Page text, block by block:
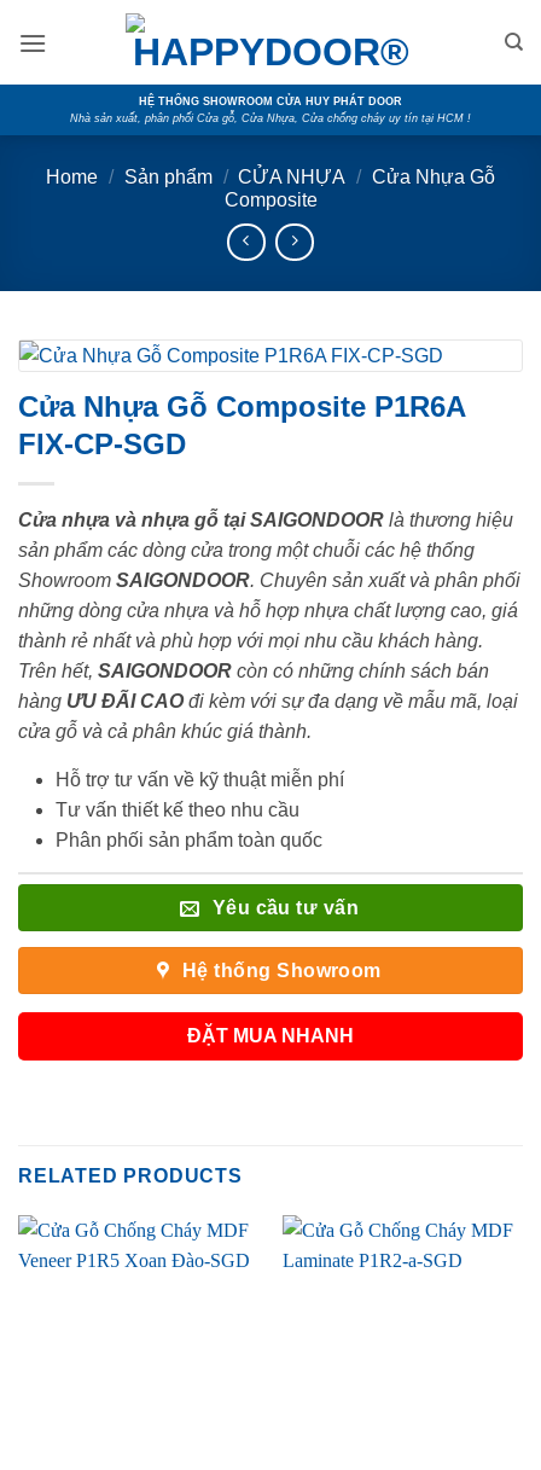
HỆ THỐNG SHOWROOM CỬA HUY PHÁT DOOR
Nhà sản xuất, phân phối Cửa gỗ, Cửa Nhựa, Cửa chống cháy uy tín tại HCM !
Home / Sản phẩm / CỬA NHỰA / Cửa Nhựa Gỗ
Composite
Cửa Nhựa Gỗ Composite P1R6A
FIX-CP-SGD
Cửa nhựa và nhựa gỗ tại SAIGONDOOR là thương hiệu
sản phẩm các dòng cửa trong một chuỗi các hệ thống
Showroom SAIGONDOOR. Chuyên sản xuất và phân phối
những dòng cửa nhựa và hỗ hợp nhựa chất lượng cao, giá
thành rẻ nhất và phù hợp với mọi nhu cầu khách hàng.
Trên hết, SAIGONDOOR còn có những chính sách bán
hàng ƯU ĐÃI CAOđi kèm với sự đa dạng về mẫu mã, loại
cửa gỗ và cả phân khúc giá thành.
Hỗ trợ tư vấn về kỹ thuật miễn phí
Tư vấn thiết kế theo nhu cầu
Phân phối sản phẩm toàn quốc
Yêu cầu tư vấn
Hệ thống Showroom
ĐẶT MUA NHANH
RELATED PRODUCTS